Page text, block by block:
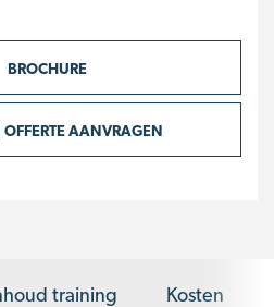
BROCHURE
AANVRAGEN
training Kosten